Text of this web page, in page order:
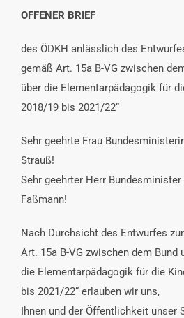
OFFENER BRIEF
des ÖDKH anlässlich des
gemäß Art. 15a B-VG zwischen
über die Elementarpädagogik für
2018/19 bis 2021/22“
Sehr geehrte Frau
Strauß!
Sehr geehrter Herr Bundesminister
Faßmann!
Nach Durchsicht des Entwurfes
Art. 15a B-VG zwischen dem Bund
die Elementarpädagogik für die
bis 2021/22“ erlauben wir uns,
Ihnen und der Öffentlichkeit unser